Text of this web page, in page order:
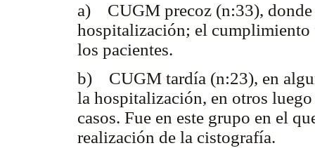
a) CUGM precoz (n:33), donde
hospitalización; el cumplimiento
los pacientes.
b) CUGM tardía (n:23), en
la hospitalización, en otros
casos. Fue en este grupo en el
realización de la cistografía.